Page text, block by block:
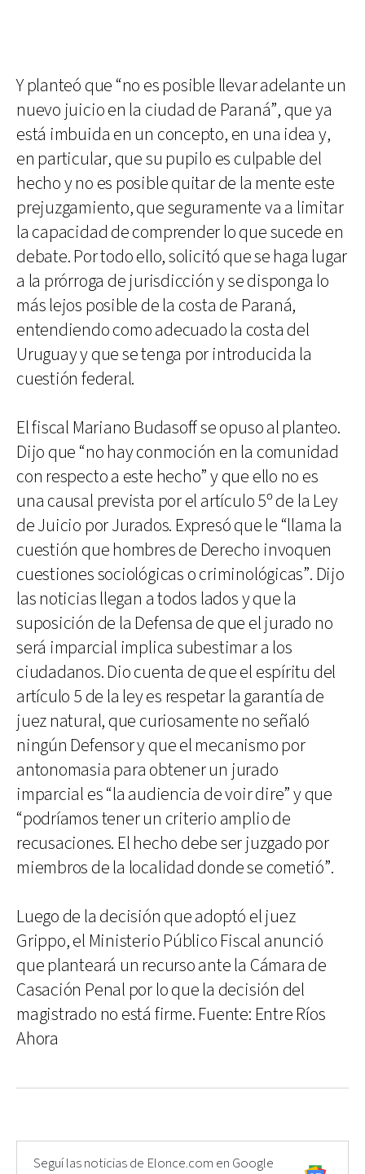
Y planteó que “no es posible llevar adelante un
nuevo juicio en la ciudad de Paraná”, que ya
está imbuida en un concepto, en una idea y,
en particular, que su pupilo es culpable del
hecho y no es posible quitar de la mente este
prejuzgamiento, que seguramente va a limitar
la capacidad de comprender lo que sucede en
debate. Por todo ello, solicitó que se haga lugar
a la prórroga de jurisdicción y se disponga lo
más lejos posible de la costa de Paraná,
entendiendo como adecuado la costa del
Uruguay y que se tenga por introducida la
cuestión federal.
El fiscal Mariano Budasoff se opuso al planteo.
Dijo que “no hay conmoción en la comunidad
con respecto a este hecho” y que ello no es
una causal prevista por el artículo 5º de la Ley
de Juicio por Jurados. Expresó que le “llama la
cuestión que hombres de Derecho invoquen
cuestiones sociológicas o criminológicas”. Dijo
las noticias llegan a todos lados y que la
suposición de la Defensa de que el jurado no
será imparcial implica subestimar a los
ciudadanos. Dio cuenta de que el espíritu del
artículo 5 de la ley es respetar la garantía de
juez natural, que curiosamente no señaló
ningún Defensor y que el mecanismo por
antonomasia para obtener un jurado
imparcial es “la audiencia de voir dire” y que
“podríamos tener un criterio amplio de
recusaciones. El hecho debe ser juzgado por
miembros de la localidad donde se cometió”.
Luego de la decisión que adoptó el juez
Grippo, el Ministerio Público Fiscal anunció
que planteará un recurso ante la Cámara de
Casación Penal por lo que la decisión del
magistrado no está firme. Fuente: Entre Ríos
Ahora
Seguí las noticias de Elonce.com en Google